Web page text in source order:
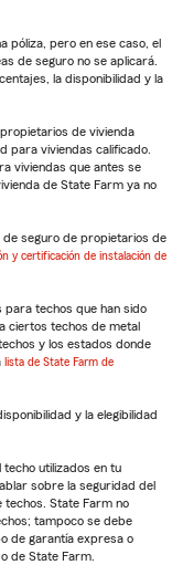
póliza, pero en ese caso, el
de seguro no se aplicará.
la disponibilidad y la
de vivienda
para viviendas calificado.
viviendas que antes se
de State Farm ya no
seguro de propietarios de
y certificación de instalación de
para techos que han sido
ciertos techos de metal
y los estados donde
lista de State Farm de
y la elegibilidad
utilizados en tu
sobre la seguridad del
techos. State Farm no
tampoco se debe
de garantía expresa o
de State Farm.